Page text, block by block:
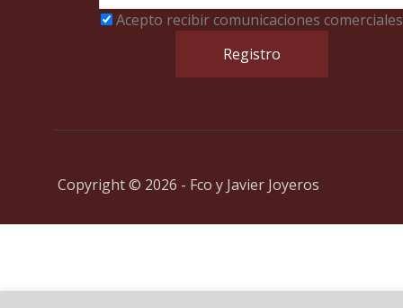
Acepto recibir comunicaciones comerciales
Copyright © 2026 - Fco y Javier Joyeros